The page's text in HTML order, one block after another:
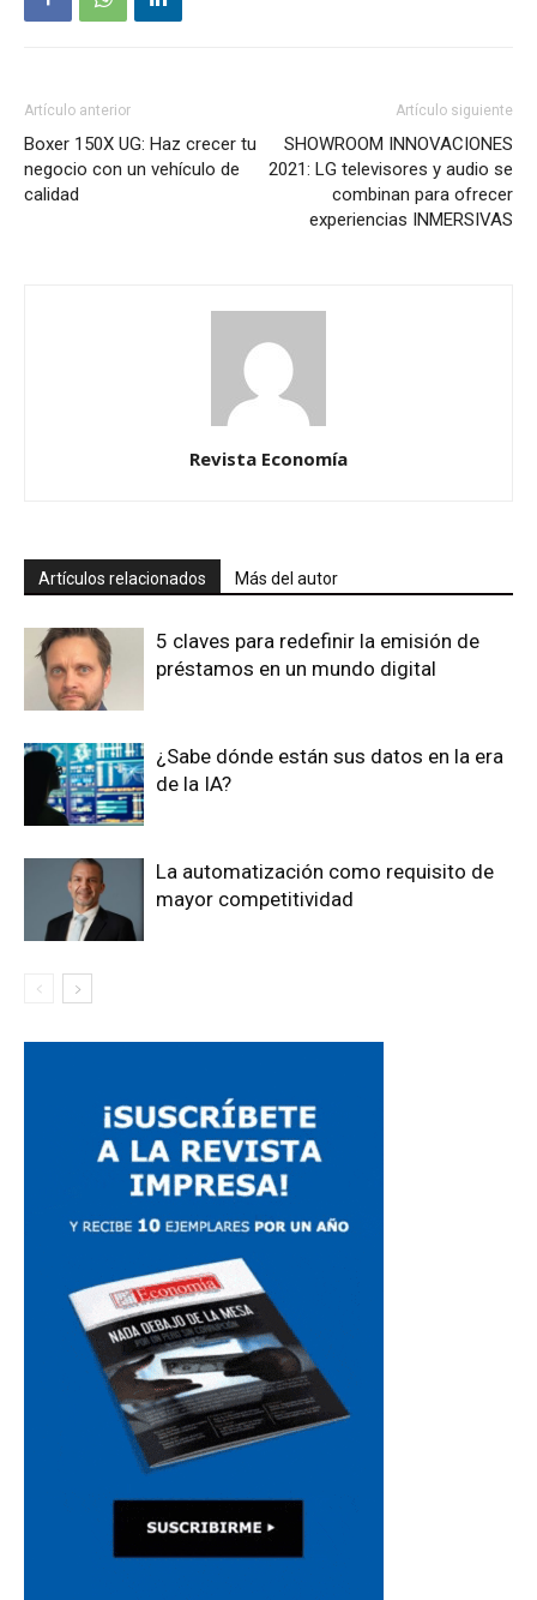
Artículo anterior
Boxer 150X UG: Haz crecer tu
negocio con un vehículo de
calidad
Artículo siguiente
SHOWROOM INNOVACIONES
2021: LG televisores y audio se
combinan para ofrecer
experiencias INMERSIVAS
Revista Economía
Artículos relacionados Más del autor
5 claves para redefinir la emisión de
préstamos en un mundo digital
¿Sabe dónde están sus datos en la era
de la IA?
La automatización como requisito de
mayor competitividad